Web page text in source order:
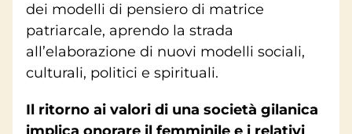
dei modelli di pensiero di matrice
patriarcale, aprendo la strada
all’elaborazione di nuovi modelli sociali,
culturali, politici e spirituali.
Il ritorno ai valori di una società gilanica